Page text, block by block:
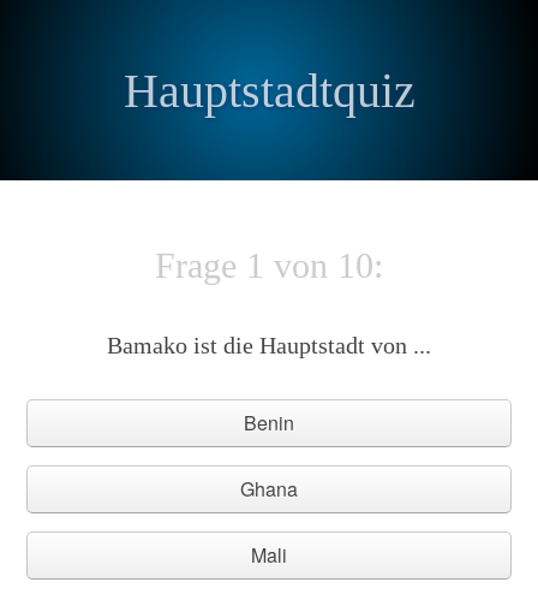
Hauptstadtquiz
Frage 1 von 10:
Bamako ist die Hauptstadt von ...
Benin
Ghana
Mali